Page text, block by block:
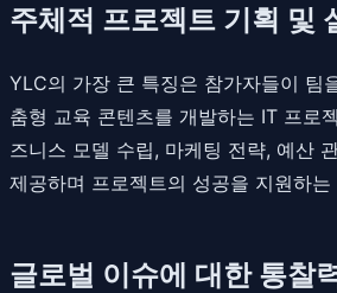
주체적 프로젝트 기획 및
YLC의 가장 큰 특징은 참가자들이 팀
춤형 교육 콘텐츠를 개발하는 IT 프로
즈니스 모델 수립, 마케팅 전략, 예산
제공하며 프로젝트의 성공을 지원하
글로벌 이슈에 대한 통찰